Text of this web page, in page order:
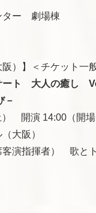
ター 劇場棟
）】＜チケット一
ート 大人の癒し
－
開演 14:00（開場
大阪）
客演指揮者） 歌